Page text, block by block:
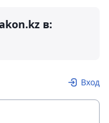
в:
Вход